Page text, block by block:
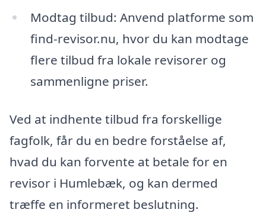
Modtag tilbud: Anvend platforme som
find-revisor.nu, hvor du kan modtage
flere tilbud fra lokale revisorer og
sammenligne priser.
Ved at indhente tilbud fra forskellige
fagfolk, får du en bedre forståelse af,
hvad du kan forvente at betale for en
revisor i Humlebæk, og kan dermed
træffe en informeret beslutning.